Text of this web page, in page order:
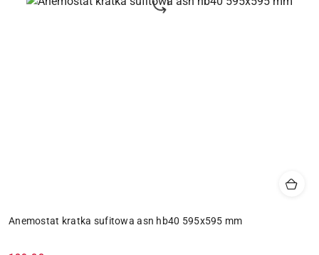
Anemostat kratka sufitowa asn hb40 595x595 mm